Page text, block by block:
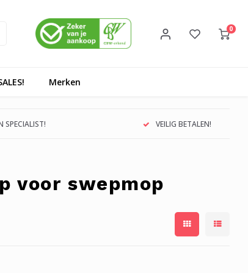
0
Merken
SPECIALIST! VEILIG BETALEN!
voor swepmop